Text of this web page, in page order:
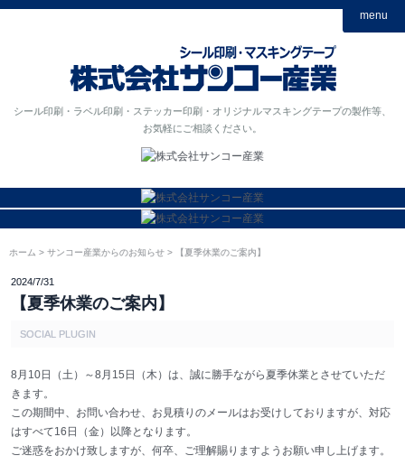
シール印刷・ラベル印刷・ステッカー印刷・オリジナルマスキングテープの製作等、
お気軽にご相談ください。
menu
ホーム サンコー産業からのお知らせ 【夏季休業のご案内】
2024/7/31
【夏季休業のご案内】
SOCIAL PLUGIN
8月10日（土）～8月15日（木）は、誠に勝手ながら夏季休業とさせていただ
きます。
この期間中、お問い合わせ、お見積りのメールはお受けしておりますが、対応
はすべて16日（金）以降となります。
ご迷惑をおかけ致しますが、何卒、ご理解賜りますようお願い申し上げます。